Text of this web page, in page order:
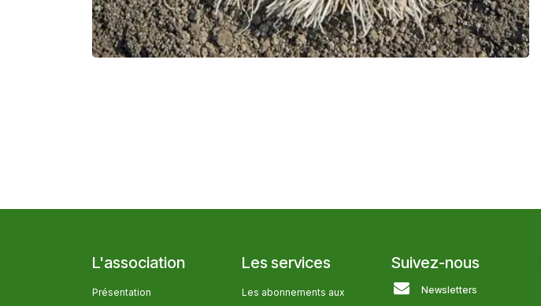
L'association
Présentation
Les services
Les abonnem​ents aux
Suivez-nous
Newsletters